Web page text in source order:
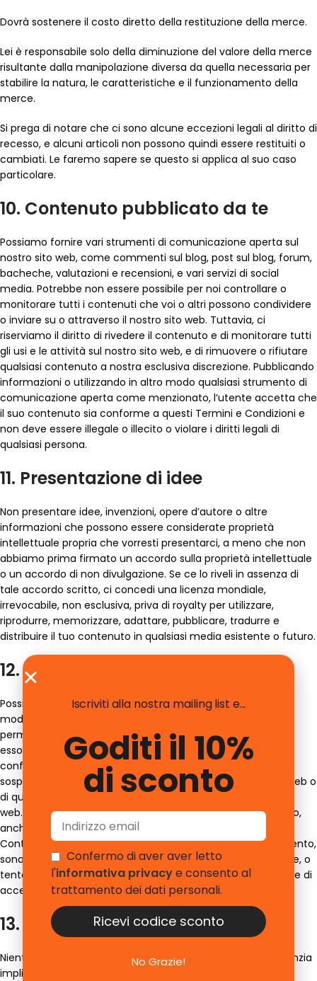
Dovrà sostenere il costo diretto della restituzione della merce.
Lei è responsabile solo della diminuzione del valore della merce
risultante dalla manipolazione diversa da quella necessaria per
stabilire la natura, le caratteristiche e il funzionamento della
merce.
Si prega di notare che ci sono alcune eccezioni legali al diritto di
recesso, e alcuni articoli non possono quindi essere restituiti o
cambiati. Le faremo sapere se questo si applica al suo caso
particolare.
10. Contenuto pubblicato da te
Possiamo fornire vari strumenti di comunicazione aperta sul
nostro sito web, come commenti sul blog, post sul blog, forum,
bacheche, valutazioni e recensioni, e vari servizi di social
media. Potrebbe non essere possibile per noi controllare o
monitorare tutti i contenuti che voi o altri possono condividere
o inviare su o attraverso il nostro sito web. Tuttavia, ci
riserviamo il diritto di rivedere il contenuto e di monitorare tutti
gli usi e le attività sul nostro sito web, e di rimuovere o rifiutare
qualsiasi contenuto a nostra esclusiva discrezione. Pubblicando
informazioni o utilizzando in altro modo qualsiasi strumento di
comunicazione aperta come menzionato, l’utente accetta che
il suo contenuto sia conforme a questi Termini e Condizioni e
non deve essere illegale o illecito o violare i diritti legali di
qualsiasi persona.
11. Presentazione di idee
Non presentare idee, invenzioni, opere d’autore o altre
informazioni che possono essere considerate proprietà
intellettuale propria che vorresti presentarci, a meno che non
abbiamo prima firmato un accordo sulla proprietà intellettuale
o un accordo di non divulgazione. Se ce lo riveli in assenza di
tale accordo scritto, ci concedi una licenza mondiale,
irrevocabile, non esclusiva, priva di royalty per utilizzare,
riprodurre, memorizzare, adattare, pubblicare, tradurre e
distribuire il tuo contenuto in qualsiasi media esistente o futuro.
12. Cessazione dell’uso
Possiamo, a nostra sola discrezione, in qualsiasi momento
modificare o interrompere l’accesso, temporaneamente o
permanentemente, al sito web o a qualsiasi servizio su di
esso. Lei accetta che non saremo responsabili nei Suoi
confronti o nei confronti di terzi per qualsiasi modifica,
sospensione o interruzione del Suo accesso o uso del sito web o
di qualsiasi contenuto che Lei possa aver condiviso sul sito
web. Non avrà diritto ad alcun indennizzo o altro pagamento,
anche se alcune caratteristiche, impostazioni, e/o qualsiasi
Contenuto che lei ha contribuito o su cui ha fatto affidamento,
sono permanentemente persi. Non può eludere o bypassare, o
tentare di eludere o bypassare, qualsiasi misura di restrizione di
accesso sul nostro sito web.
13. Garanzie e responsabilità
Niente in questa sezione limiterà o escluderà qualsiasi garanzia
implicita per legge che sarebbe illegale limitare o
Iscriviti alla nostra mailing list e...
Goditi il 10%
di sconto
Confermo di aver aver letto
l'informativa privacye consento al
trattamento dei dati personali.
Ricevi codice sconto
No Grazie!